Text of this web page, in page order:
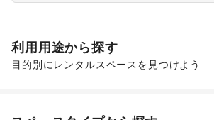
利用用途から探す
目的別にレンタルスペースを見つけよう